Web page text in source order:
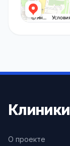
Клиники
О проекте